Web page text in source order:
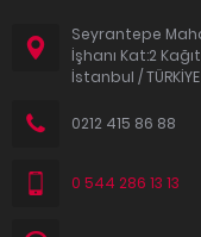
Seyrantepe
İşhanı Kat:2
İstanbul / TÜRKİYE
0212 415 86 88
0 544 286 13 13